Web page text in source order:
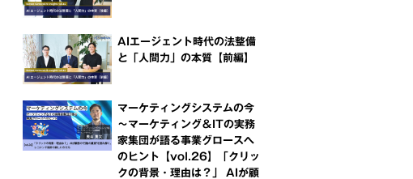
AIエージェント時代の法整備
と「人間力」の本質【前編】
マーケティングシステムの今
～マーケティング＆ITの実務
家集団が語る事業グロースへ
のヒント【vol.26】「クリッ
クの背景・理由は？」 AIが顧